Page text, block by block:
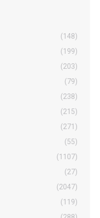
(148)
(199)
(203)
(79)
(238)
(215)
(271)
(55)
(1107)
(27)
(2047)
(119)